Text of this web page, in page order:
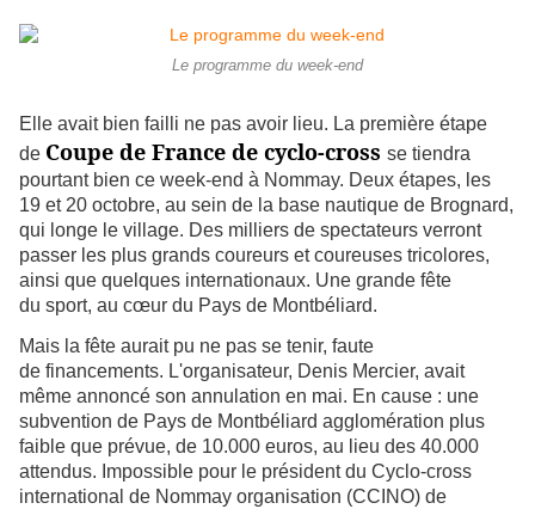
Le programme du week-end
Elle avait bien failli ne pas avoir lieu. La première étape
de Coupe de France de cyclo-cross se tiendra
pourtant bien ce week-end à Nommay. Deux étapes, les
19 et 20 octobre, au sein de la base nautique de Brognard,
qui longe le village. Des milliers de spectateurs verront
passer les plus grands coureurs et coureuses tricolores,
ainsi que quelques internationaux. Une grande fête
du sport, au cœur du Pays de Montbéliard.
Mais la fête aurait pu ne pas se tenir, faute
de financements. L'organisateur, Denis Mercier, avait
même annoncé son annulation en mai. En cause : une
subvention de Pays de Montbéliard agglomération plus
faible que prévue, de 10.000 euros, au lieu des 40.000
attendus. Impossible pour le président du Cyclo-cross
international de Nommay organisation (CCINO) de